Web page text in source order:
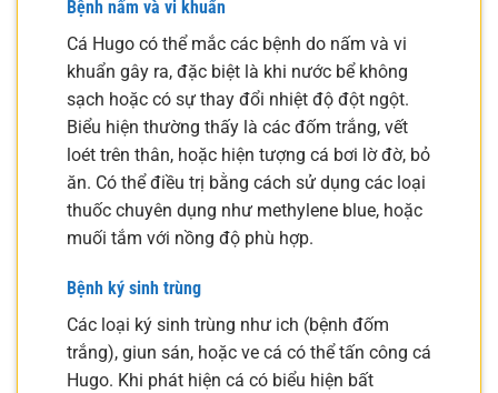
Bệnh nấm và vi khuẩn
Cá Hugo có thể mắc các bệnh do nấm và vi
khuẩn gây ra, đặc biệt là khi nước bể không
sạch hoặc có sự thay đổi nhiệt độ đột ngột.
Biểu hiện thường thấy là các đốm trắng, vết
loét trên thân, hoặc hiện tượng cá bơi lờ đờ, bỏ
ăn. Có thể điều trị bằng cách sử dụng các loại
thuốc chuyên dụng như methylene blue, hoặc
muối tắm với nồng độ phù hợp.
Bệnh ký sinh trùng
Các loại ký sinh trùng như ich (bệnh đốm
trắng), giun sán, hoặc ve cá có thể tấn công cá
Hugo. Khi phát hiện cá có biểu hiện bất